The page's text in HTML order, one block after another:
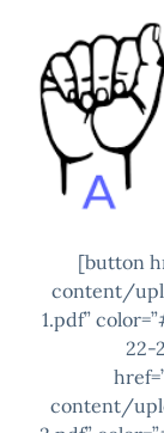
[button
content/
1.pdf”
22-
content/